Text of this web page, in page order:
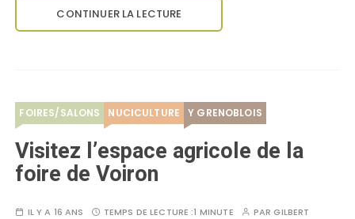
CONTINUER LA LECTURE
FOIRES/SALONS NUCICULTURE Y GRENOBLOIS
Visitez l’espace agricole de la
foire de Voiron
IL Y A 16 ANS TEMPS DE LECTURE :1 MINUTE PARGILBERT